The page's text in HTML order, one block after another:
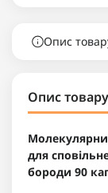
Опис
Опис товару
для
бороди 90